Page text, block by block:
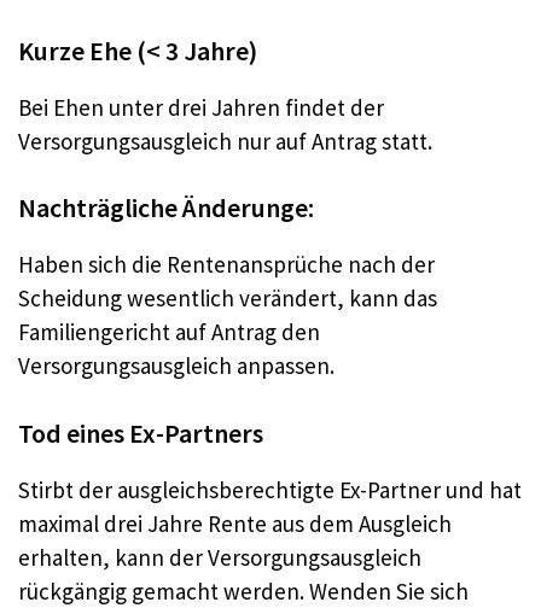
Kurze Ehe (< 3 Jahre)
Bei Ehen unter drei Jahren findet der
Versorgungsausgleich nur auf Antrag statt.
Nachträgliche Änderunge:
Haben sich die Rentenansprüche nach der
Scheidung wesentlich verändert, kann das
Familiengericht auf Antrag den
Versorgungsausgleich anpassen.
Tod eines Ex-Partners
Stirbt der ausgleichsberechtigte Ex-Partner und hat
maximal drei Jahre Rente aus dem Ausgleich
erhalten, kann der Versorgungsausgleich
rückgängig gemacht werden. Wenden Sie sich